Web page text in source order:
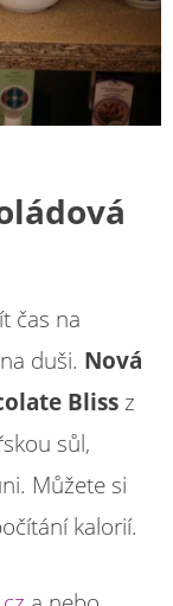
čas na
duši. Nová
Blissz
sůl,
Můžete si
kalorií.